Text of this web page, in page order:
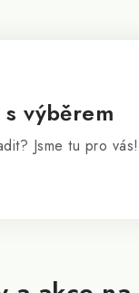
s výběrem
Jsme tu pro vás!